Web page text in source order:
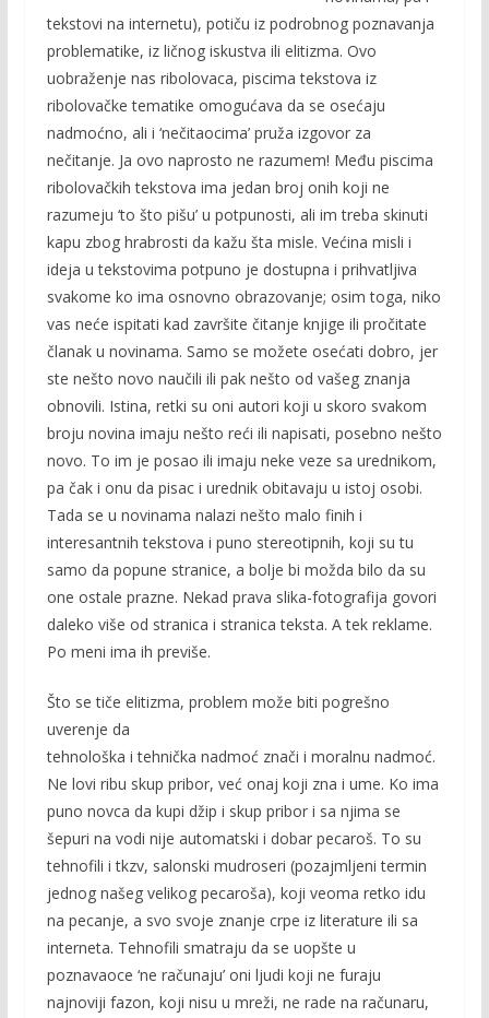
tekstovi na internetu), potiču iz podrobnog poznavanja
problematike, iz ličnog iskustva ili elitizma. Ovo
uobraženje nas ribolovaca, piscima tekstova iz
ribolovačke tematike omogućava da se osećaju
nadmoćno, ali i ‘nečitaocima’ pruža izgovor za
nečitanje. Ja ovo naprosto ne razumem! Među piscima
ribolovačkih tekstova ima jedan broj onih koji ne
razumeju ‘to što pišu’ u potpunosti, ali im treba skinuti
kapu zbog hrabrosti da kažu šta misle. Većina misli i
ideja u tekstovima potpuno je dostupna i prihvatljiva
svakome ko ima osnovno obrazovanje; osim toga, niko
vas neće ispitati kad završite čitanje knjige ili pročitate
članak u novinama. Samo se možete osećati dobro, jer
ste nešto novo naučili ili pak nešto od vašeg znanja
obnovili. Istina, retki su oni autori koji u skoro svakom
broju novina imaju nešto reći ili napisati, posebno nešto
novo. To im je posao ili imaju neke veze sa urednikom,
pa čak i onu da pisac i urednik obitavaju u istoj osobi.
Tada se u novinama nalazi nešto malo finih i
interesantnih tekstova i puno stereotipnih, koji su tu
samo da popune stranice, a bolje bi možda bilo da su
one ostale prazne. Nekad prava slika-fotografija govori
daleko više od stranica i stranica teksta. A tek reklame.
Po meni ima ih previše.
Što se tiče elitizma, problem može biti pogrešno
uverenje da
tehnološka i tehnička nadmoć znači i moralnu nadmoć.
Ne lovi ribu skup pribor, već onaj koji zna i ume. Ko ima
puno novca da kupi džip i skup pribor i sa njima se
šepuri na vodi nije automatski i dobar pecaroš. To su
tehnofili i tkzv, salonski mudroseri (pozajmljeni termin
jednog našeg velikog pecaroša), koji veoma retko idu
na pecanje, a svo svoje znanje crpe iz literature ili sa
interneta. Tehnofili smatraju da se uopšte u
poznavaoce ‘ne računaju’ oni ljudi koji ne furaju
najnoviji fazon, koji nisu u mreži, ne rade na računaru,